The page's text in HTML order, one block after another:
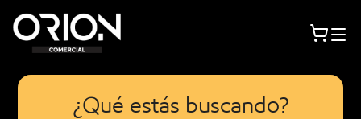
¿Qué estás buscando?